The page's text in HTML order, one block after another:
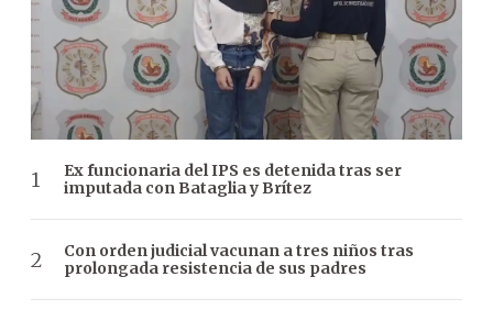
Ex funcionaria del IPS es detenida tras ser
imputada con Bataglia y Brítez
Con orden judicial vacunan a tres niños tras
prolongada resistencia de sus padres